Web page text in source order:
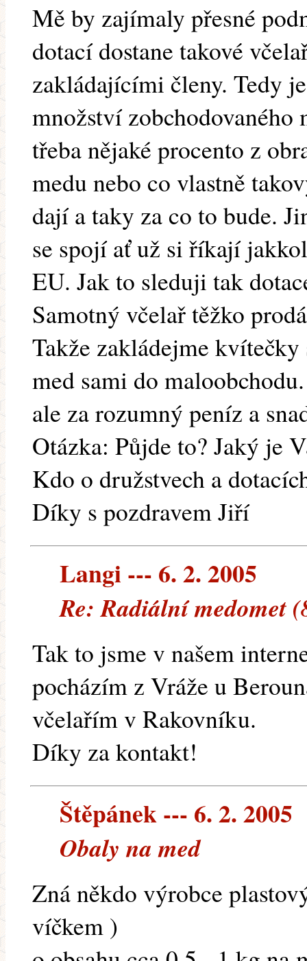
Mě by zajímaly přesné
dotací dostane takové
zakládajícími členy. Tedy
množství
třeba nějaké procento z
medu nebo co vlastně
dají a taky za co to bude.
se spojí ať už si říkají
EU. Jak to sleduji tak
Samotný včelař těžko
Takže zakládejme
med sami do
ale za rozumný peníz a
Otázka: Půjde to? Jaký je
Kdo o družstvech a
Díky s pozdravem Jiří
Langi --- 6. 2. 2005
Re: Radiální medomet
Tak to jsme v našem
pocházím z Vráže u
včelařím v Rakovníku.
Díky za kontakt!
Štěpánek --- 6. 2. 2005
Obaly na med
Zná někdo výrobce
víčkem )